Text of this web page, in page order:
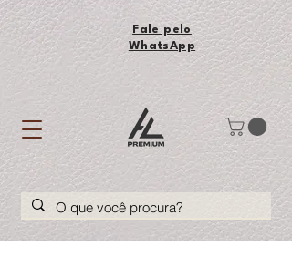
Fale pelo
WhatsApp